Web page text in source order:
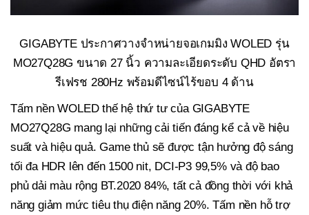
GIGABYTE ประกาศวางจำหน่ายจอเกมมิง WOLED รุ่น
MO27Q28G ขนาด 27 นิ้ว ความละเอียดระดับ QHD อัตรา
รีเฟรช 280Hz พร้อมดีไซน์ไร้ขอบ 4 ด้าน
Tấm nền WOLED thế hệ thứ tư của GIGABYTE
MO27Q28G mang lại những cải tiến đáng kể cả về hiệu
suất và hiệu quả. Game thủ sẽ được tận hưởng độ sáng
tối đa HDR lên đến 1500 nit, DCI-P3 99,5% và độ bao
phủ dải màu rộng BT.2020 84%, tất cả đồng thời với khả
năng giảm mức tiêu thụ điện năng 20%. Tấm nền hỗ trợ